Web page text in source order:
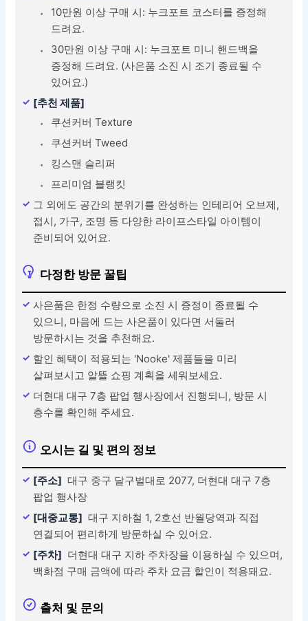
10만원 이상 구매 시: 누크포트 코스터를 증정해
드려요.
30만원 이상 구매 시: 누크포트 미니 핸드백을
증정해 드려요. (사은품 소진 시 조기 종료될 수
있어요.)
[추천 제품]
쿠션커버 Texture
쿠션커버 Tweed
킹스맨 슬리퍼
프리미엄 블랭킷
그 외에도 공간의 분위기를 완성하는 인테리어 오브제,
접시, 가구, 조명 등 다양한 라이프스타일 아이템이
준비되어 있어요.
다정한 방문 꿀팁
사은품은 한정 수량으로 소진 시 증정이 종료될 수
있으니, 마음에 드는 사은품이 있다면 서둘러
방문하시는 것을 추천해요.
할인 혜택이 적용되는 'Nooke' 제품들을 미리
살펴보시고 알뜰 쇼핑 계획을 세워보세요.
더현대 대구 7층 팝업 행사장에서 진행되니, 방문 시
층수를 확인해 주세요.
오시는 길 및 편의 정보
[주소] 대구 중구 달구벌대로 2077, 더현대 대구 7층
팝업 행사장
[대중교통] 대구 지하철 1, 2호선 반월당역과 직접
연결되어 편리하게 방문하실 수 있어요.
[주차] 더현대 대구 지하 주차장을 이용하실 수 있으며,
백화점 구매 금액에 따라 주차 요금 할인이 적용돼요.
출처 및 문의